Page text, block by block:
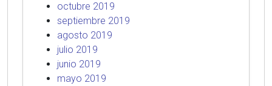
octubre 2019
septiembre 2019
agosto 2019
julio 2019
junio 2019
mayo 2019